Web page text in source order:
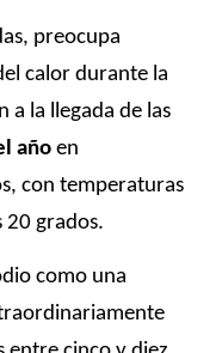
preocupa
calor durante la
a la llegada de las
año en
con temperaturas
20 grados.
como una